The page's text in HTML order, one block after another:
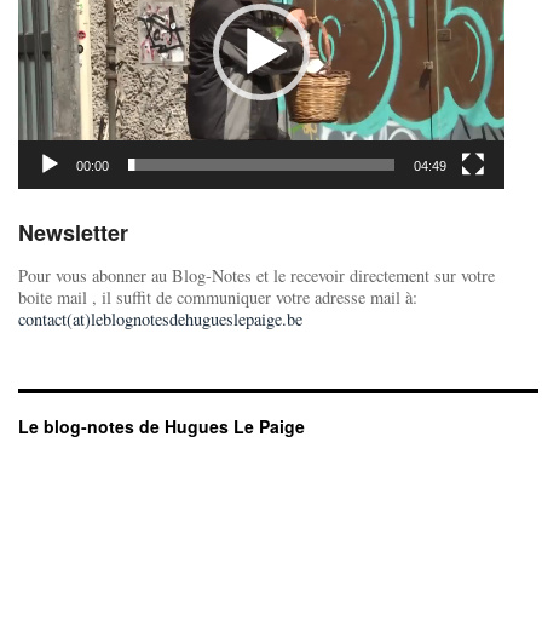
00:00 04:49
Newsletter
Pour vous abonner au Blog-Notes et le recevoir directement sur votre
boite mail , il suffit de communiquer votre adresse mail à:
contact(at)leblognotesdehugueslepaige.be
Le blog-notes de Hugues Le Paige